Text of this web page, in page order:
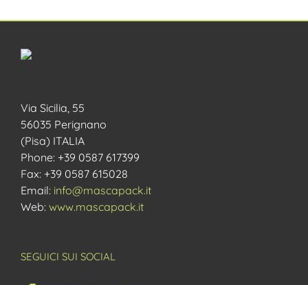
Via Sicilia, 55
56035 Perignano
(Pisa) ITALIA
Phone: +39 0587 617399
Fax: +39 0587 615028
Email: info@mascapack.it
Web: www.mascapack.it
SEGUICI SUI SOCIAL